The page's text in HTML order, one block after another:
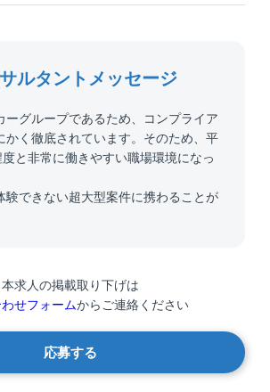
ルタントメッセージ
ーグループであるため、コンプライア
かく徹底されています。そのため、平
と非常に働きやすい職場環境になっ
験できない超大型案件に携わることが
本求人の掲載取り下げは
せフォームからご連絡ください
応募する